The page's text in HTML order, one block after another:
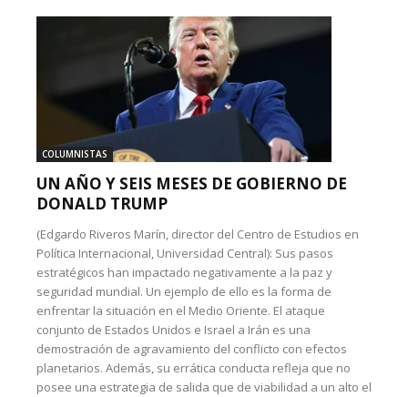
COLUMNISTAS
UN AÑO Y SEIS MESES DE GOBIERNO DE
DONALD TRUMP
(Edgardo Riveros Marín, director del Centro de Estudios en
Política Internacional, Universidad Central): Sus pasos
estratégicos han impactado negativamente a la paz y
seguridad mundial. Un ejemplo de ello es la forma de
enfrentar la situación en el Medio Oriente. El ataque
conjunto de Estados Unidos e Israel a Irán es una
demostración de agravamiento del conflicto con efectos
planetarios. Además, su errática conducta refleja que no
posee una estrategia de salida que de viabilidad a un alto el